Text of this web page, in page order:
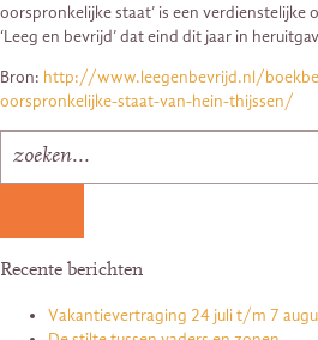
oorspronkelijke staat’ is een verdienstelijke
‘Leeg en bevrijd’ dat eind dit jaar in
Bron: http://www.leegenbevrijd.nl/
oorspronkelijke-staat-van-hein-thijssen/
Recente berichten
Vakantievertraging 24 juli t/m 7